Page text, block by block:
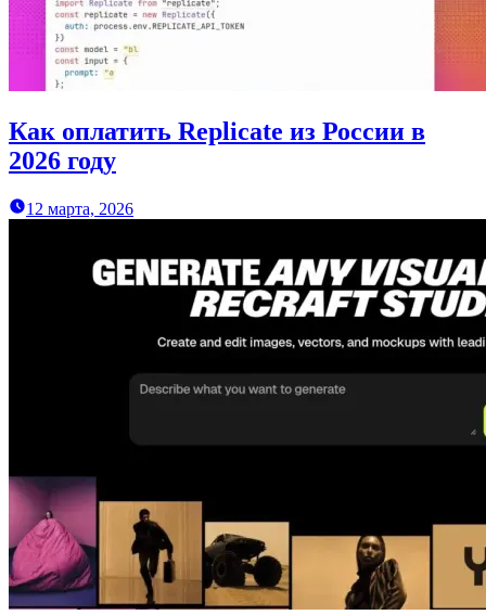
Как оплатить Replicate из России в
2026 году
12 марта, 2026